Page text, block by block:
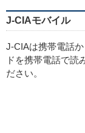
J-CIAモバイル
J-CIAは携帯電話
ドを携帯電話で読
ださい。